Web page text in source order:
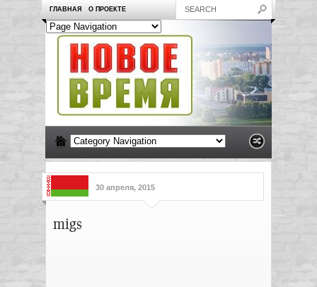
ГЛАВНАЯ О ПРОЕКТЕ
30 апреля, 2015
migs